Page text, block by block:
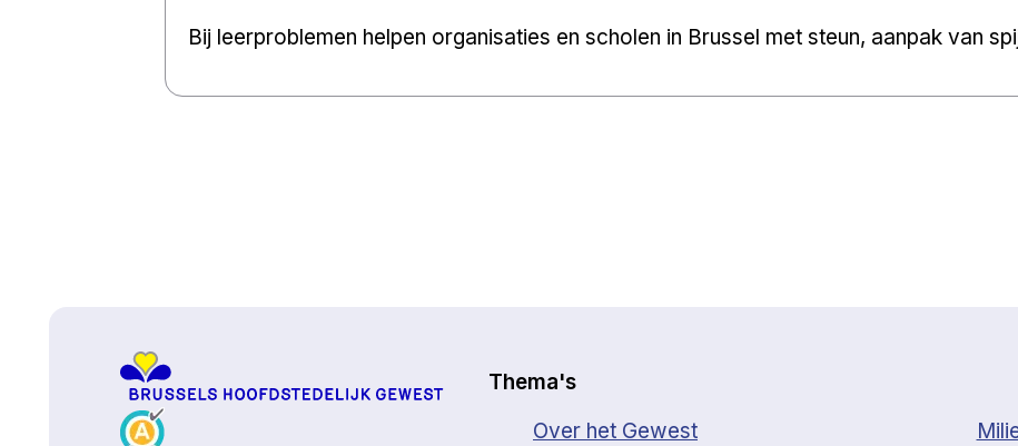
Bij leerproblemen helpen organisaties en scholen in Brussel met steun, aanpak van
Thema's
Over het Gewest